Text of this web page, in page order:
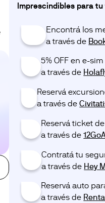
Imprescindibles para tu
Encontrá los
a través de ‎‎‎
5% OFF en e-sim
a través de ‎‎‎
Reservá
a través de ‎‎‎
Reservá ticket
a través de ‎‎‎
Contratá tu
a través de ‎‎‎ Hey
Reservá auto
a través de ‎‎‎